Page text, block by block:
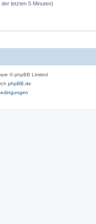
letzten 5 Minuten)
© phpBB Limited
phpBB.de